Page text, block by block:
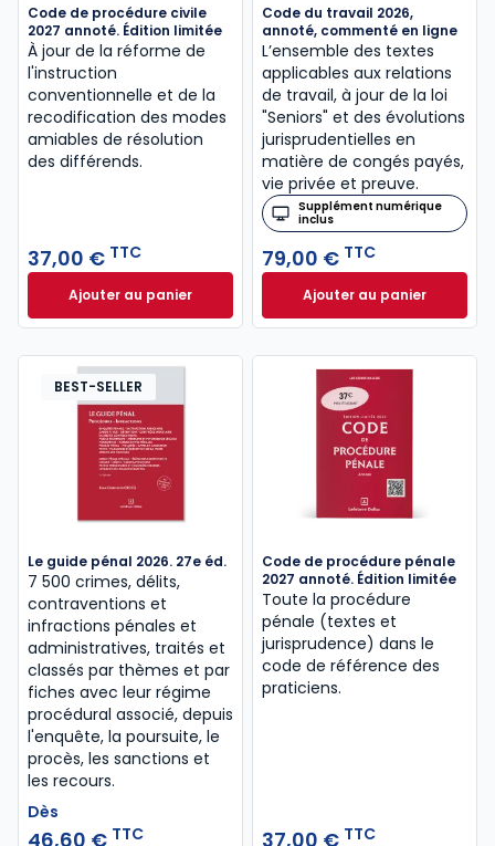
Code de procédure civile
2027 annoté. Édition limitée
À jour de la réforme de
l'instruction
conventionnelle et de la
recodification des modes
amiables de résolution
des différends.
37,00 € TTC
Ajouter au panierCode de procédure civile 2027 annoté. Édition
Code du travail 2026,
annoté, commenté en ligne
L’ensemble des textes
applicables aux relations
de travail, à jour de la loi
"Seniors" et des évolutions
jurisprudentielles en
matière de congés payés,
vie privée et preuve.
Supplément numérique
inclus
79,00 € TTC
Ajouter au panier
Code du travail
BEST-SELLER
Le guide pénal 2026. 27e éd.
7 500 crimes, délits,
contraventions et
infractions pénales et
administratives, traités et
classés par thèmes et par
fiches avec leur régime
procédural associé, depuis
l'enquête, la poursuite, le
procès, les sanctions et
les recours.
Dès
46,60 € TTC
Code de procédure pénale
2027 annoté. Édition limitée
Toute la procédure
pénale (textes et
jurisprudence) dans le
code de référence des
praticiens.
37,00 € TTC